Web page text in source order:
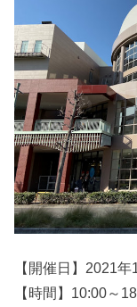
【開催日】2021
【時間】10:00～